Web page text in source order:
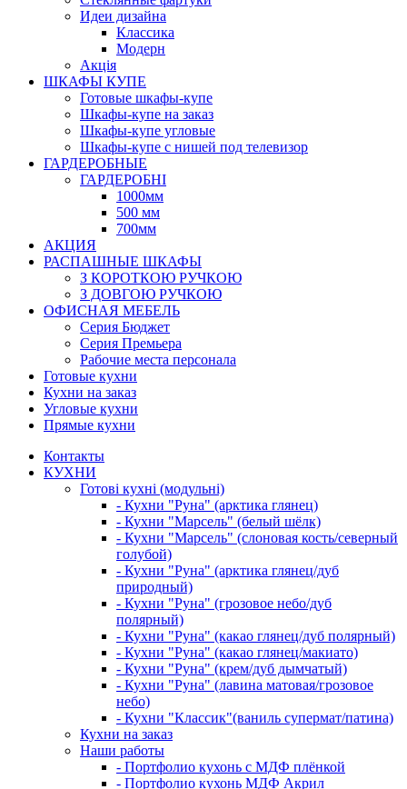
Идеи дизайна
Класcика
Модерн
Акція
ШКАФЫ КУПЕ
Готовые шкафы-купе
Шкафы-купе на заказ
Шкафы-купе угловые
Шкафы-купе с нишей под телевизор
ГАРДЕРОБНЫЕ
ГАРДЕРОБНІ
1000мм
500 мм
700мм
АКЦИЯ
РАСПАШНЫЕ ШКАФЫ
З КОРОТКОЮ РУЧКОЮ
З ДОВГОЮ РУЧКОЮ
ОФИСНАЯ МЕБЕЛЬ
Серия Бюджет
Серия Премьера
Рабочие места персонала
Готовые кухни
Кухни на заказ
Угловые кухни
Прямые кухни
Контакты
КУХНИ
Готові кухні (модульні)
- Кухни "Руна" (арктика глянец)
- Кухни "Марсель" (белый шёлк)
- Кухни "Марсель" (слоновая кость/северный
голубой)
- Кухни "Руна" (арктика глянец/дуб
природный)
- Кухни "Руна" (грозовое небо/дуб
полярный)
- Кухни "Руна" (какао глянец/дуб полярный)
- Кухни "Руна" (какао глянец/макиато)
- Кухни "Руна" (крем/дуб дымчатый)
- Кухни "Руна" (лавина матовая/грозовое
небо)
- Кухни "Классик"(ваниль супермат/патина)
Кухни на заказ
Наши работы
- Портфолио кухонь с МДФ плёнкой
- Портфолио кухонь МДФ Акрил